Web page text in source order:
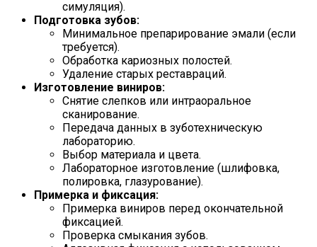
симуляция).
Подготовка зубов:
Минимальное препарирование эмали (если
требуется).
Обработка кариозных полостей.
Удаление старых реставраций.
Изготовление виниров:
Снятие слепков или интраоральное
сканирование.
Передача данных в зуботехническую
лабораторию.
Выбор материала и цвета.
Лабораторное изготовление (шлифовка,
полировка, глазурование).
Примерка и фиксация:
Примерка виниров перед окончательной
фиксацией.
Проверка смыкания зубов.